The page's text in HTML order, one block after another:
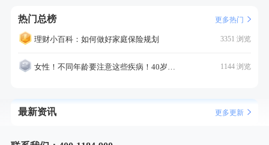
热门总榜 更多热门
理财小百科：如何做好家庭保险规划 3351 浏览
女性！不同年龄要注意这些疾病！40岁的这个疾病最需要注意！ 1144 浏览
最新资讯 更多更新